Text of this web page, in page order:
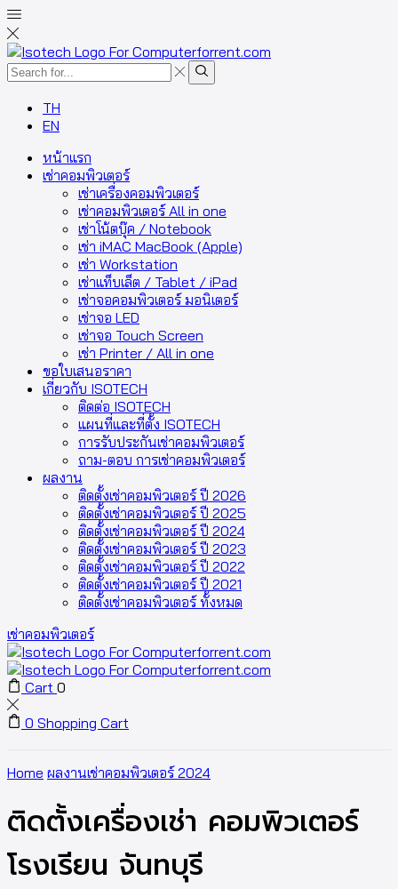
TH
EN
หน้าแรก
เช่าคอมพิวเตอร์
เช่าเครื่องคอมพิวเตอร์
เช่าคอมพิวเตอร์ All in one
เช่าโน้ตบุ๊ค / Notebook
เช่า iMAC MacBook (Apple)
เช่า Workstation
เช่าแท็บเล็ต / Tablet / iPad
เช่าจอคอมพิวเตอร์ มอนิเตอร์
เช่าจอ LED
เช่าจอ Touch Screen
เช่า Printer / All in one
ขอใบเสนอราคา
เกี่ยวกับ ISOTECH
ติดต่อ ISOTECH
แผนที่และที่ตั้ง ISOTECH
การรับประกันเช่าคอมพิวเตอร์
ถาม-ตอบ การเช่าคอมพิวเตอร์
ผลงาน
ติดตั้งเช่าคอมพิวเตอร์ ปี 2026
ติดตั้งเช่าคอมพิวเตอร์ ปี 2025
ติดตั้งเช่าคอมพิวเตอร์ ปี 2024
ติดตั้งเช่าคอมพิวเตอร์ ปี 2023
ติดตั้งเช่าคอมพิวเตอร์ ปี 2022
ติดตั้งเช่าคอมพิวเตอร์ ปี 2021
ติดตั้งเช่าคอมพิวเตอร์ ทั้งหมด
เช่าคอมพิวเตอร์
Cart 0
0 Shopping Cart
Home ผลงานเช่าคอมพิวเตอร์ 2024
ติดตั้งเครื่องเช่า คอมพิวเตอร์
โรงเรียน จันทบุรี